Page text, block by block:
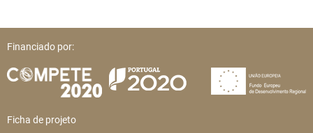
Financiado por:
Ficha de projeto